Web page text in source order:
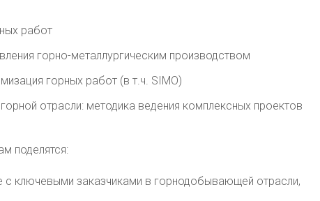
работ
горно-металлургическим производством
горных работ (в т.ч. SIMO)
отрасли: методика ведения комплексных проектов
поделятся:
с ключевыми заказчиками в горнодобывающей отрасли,